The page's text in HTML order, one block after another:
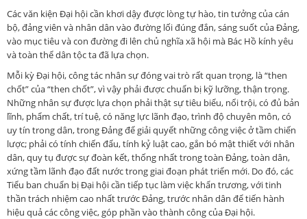
Các văn kiện Đại hội cần khơi dậy được lòng tự hào, tin tưởng của cán
bộ, đảng viên và nhân dân vào đường lối đúng đắn, sáng suốt của Đảng,
vào mục tiêu và con đường đi lên chủ nghĩa xã hội mà Bác Hồ kính yêu
và toàn thể dân tộc ta đã lựa chọn.
Mỗi kỳ Đại hội, công tác nhân sự đóng vai trò rất quan trọng, là “then
chốt” của “then chốt”, vì vậy phải được chuẩn bị kỹ lưỡng, thận trọng.
Những nhân sự được lựa chọn phải thật sự tiêu biểu, nổi trội, có đủ bản
lĩnh, phẩm chất, trí tuệ, có năng lực lãnh đạo, trình độ chuyên môn, có
uy tín trong dân, trong Đảng để giải quyết những công việc ở tầm chiến
lược; phải có tính chiến đấu, tính kỷ luật cao, gắn bó mật thiết với nhân
dân, quy tụ được sự đoàn kết, thống nhất trong toàn Đảng, toàn dân,
xứng tầm lãnh đạo đất nước trong giai đoạn phát triển mới. Do đó, các
Tiểu ban chuẩn bị Đại hội cần tiếp tục làm việc khẩn trương, với tinh
thần trách nhiệm cao nhất trước Đảng, trước nhân dân để tiến hành
hiệu quả các công việc, góp phần vào thành công của Đại hội.